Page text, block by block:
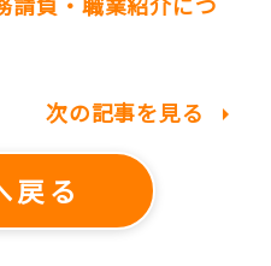
次の記事を見る arrow_right
戻る